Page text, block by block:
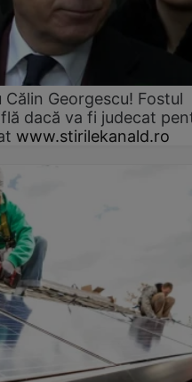
Călin Georgescu! Fostul
dacă va fi judecat
www.stirilekanald.ro